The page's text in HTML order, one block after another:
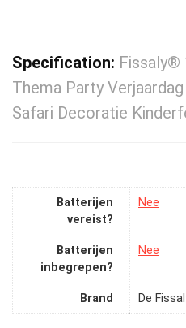
Specification: Fissaly®
Thema Party
Safari Decoratie
Batterijen
vereist?
‎Nee
Batterijen
inbegrepen?
‎Nee
Brand De